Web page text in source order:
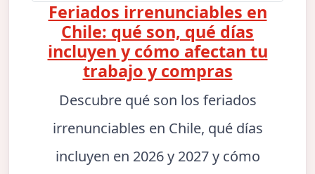
Feriados irrenunciables en
Chile: qué son, qué días
incluyen y cómo afectan tu
trabajo y compras
Descubre qué son los feriados
irrenunciables en Chile, qué días
incluyen en 2026 y 2027 y cómo